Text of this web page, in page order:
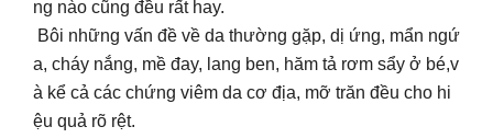
ng nào cũng đều rất hay.
Bôi những vấn đề về da thường gặp, dị ứng, mẩn ngứ
a, cháy nắng, mề đay, lang ben, hăm tả rơm sẩy ở bé,v
à kể cả các chứng viêm da cơ địa, mỡ trăn đều cho hi
ệu quả rõ rệt.